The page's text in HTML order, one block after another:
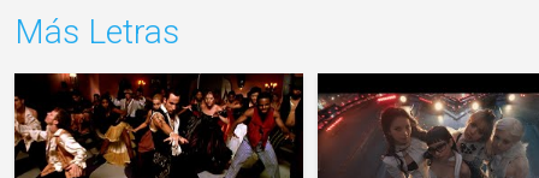
Más Letras